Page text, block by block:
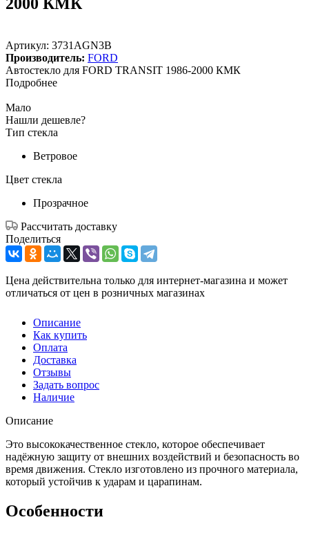
Артикул: 3731AGN3B
Производитель: FORD
Автостекло для FORD TRANSIT 1986-2000 КМК
Подробнее
Мало
Нашли дешевле?
Тип стекла
Ветровое
Цвет стекла
Прозрачное
Рассчитать доставку
Поделиться
Цена действительна только для интернет-магазина и может
отличаться от цен в розничных магазинах
Описание
Как купить
Оплата
Доставка
Отзывы
Задать вопрос
Наличие
Описание
Это высококачественное стекло, которое обеспечивает
надёжную защиту от внешних воздействий и безопасность во
время движения. Стекло изготовлено из прочного материала,
который устойчив к ударам и царапинам.
Особенности